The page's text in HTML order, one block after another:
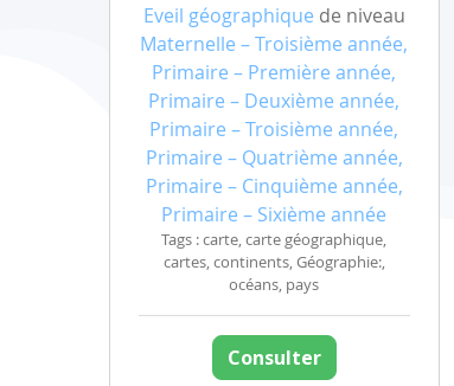
Eveil géographique de niveau
Maternelle – Troisième année,
Primaire – Première année,
Primaire – Deuxième année,
Primaire – Troisième année,
Primaire – Quatrième année,
Primaire – Cinquième année,
Primaire – Sixième année
Tags : carte, carte géographique,
cartes, continents, Géographie:,
océans, pays
Consulter